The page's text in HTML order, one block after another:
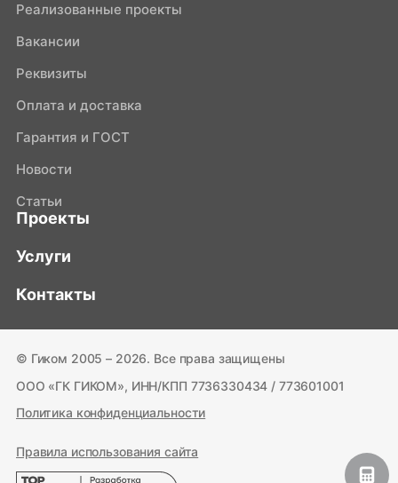
Реализованные проекты
Вакансии
Реквизиты
Оплата и доставка
Гарантия и ГОСТ
Новости
Статьи
Проекты
Услуги
Контакты
© Гиком 2005 – 2026. Все права защищены
ООО «ГК ГИКОМ», ИНН/КПП 7736330434 / 773601001
Политика конфиденциальности
Правила использования сайта